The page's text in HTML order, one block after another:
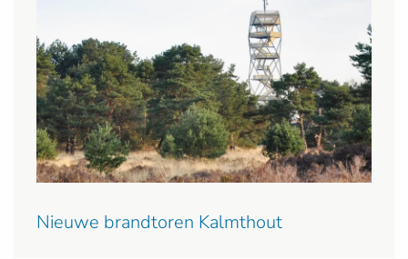
Nieuwe brandtoren Kalmthout